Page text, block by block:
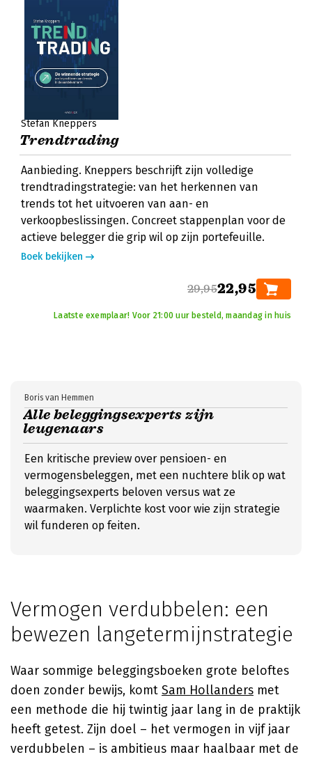
Stefan Kneppers
Trendtrading
Aanbieding. Kneppers beschrijft zijn volledige
trendtradingstrategie: van het herkennen van
trends tot het uitvoeren van aan- en
verkoopbeslissingen. Concreet stappenplan voor de
actieve belegger die grip wil op zijn portefeuille.
Boek bekijken
29,9522,95
Laatste exemplaar! Voor 21:00 uur besteld, maandag in huis
Alle beleggingsexperts zijn
leugenaars
Boris van Hemmen
Een kritische preview over pensioen- en
vermogensbeleggen, met een nuchtere blik op wat
beleggingsexperts beloven versus wat ze
waarmaken. Verplichte kost voor wie zijn strategie
wil funderen op feiten.
Vermogen verdubbelen: een
bewezen langetermijnstrategie
Waar sommige beleggingsboeken grote beloftes
doen zonder bewijs, komt Sam Hollanders met
een methode die hij twintig jaar lang in de praktijk
heeft getest. Zijn doel – het vermogen in vijf jaar
verdubbelen – is ambitieus maar haalbaar met de